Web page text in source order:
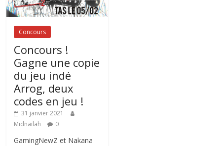
Concours
Concours !
Gagne une copie
du jeu indé
Arrog, deux
codes en jeu !
31 janvier 2021
Midnailah
0
GamingNewZ et Nakana